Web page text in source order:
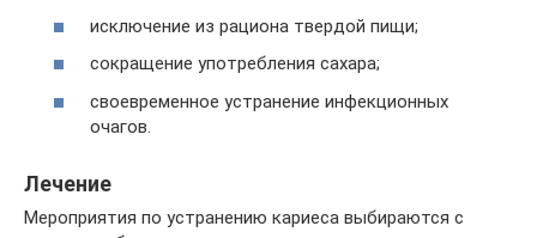
исключение из рациона твердой пищи;
сокращение употребления сахара;
своевременное устранение инфекционных
очагов.
Лечение
Мероприятия по устранению кариеса выбираются с